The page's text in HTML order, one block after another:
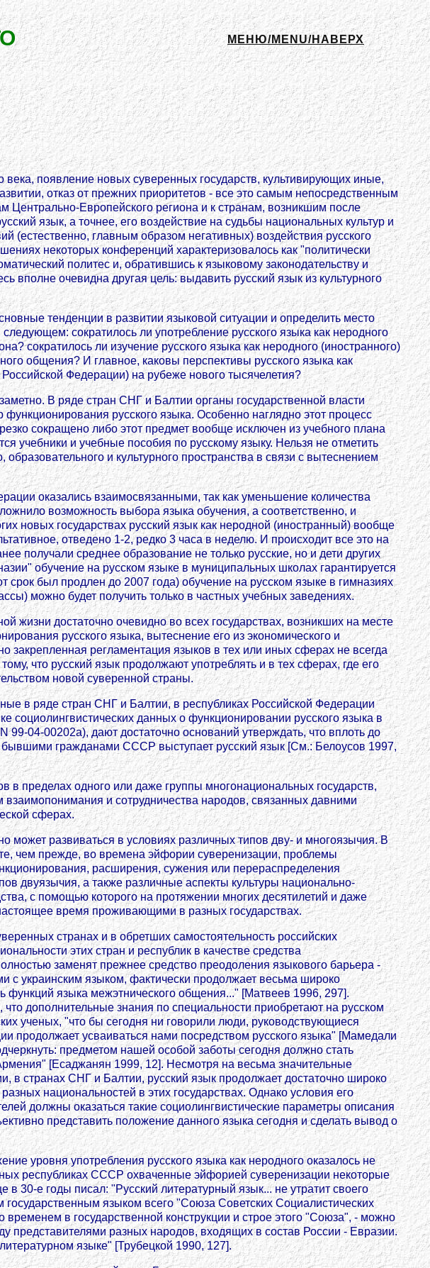
МЕНЮ/MENU/НАВЕРХ
появление новых суверенных государств, культивирующих иные,
отказ от прежних приоритетов - все это самым непосредственным
Центрально-Европейского региона и к странам, возникшим после
язык, а точнее, его воздействие на судьбы национальных культур и
главным образом негативных) воздействия русского
некоторых конференций характеризовалось как "политически
политес и, обратившись к языковому законодательству и
очевидна другая цель: выдавить русский язык из культурного
тенденции в развитии языковой ситуации и определить место
сократилось ли употребление русского языка как неродного
сократилось ли изучение русского языка как неродного (иностранного)
общения? И главное, каковы перспективы русского языка как
Федерации) на рубеже нового тысячелетия?
В ряде стран СНГ и Балтии органы государственной власти
русского языка. Особенно наглядно этот процесс
сокращено либо этот предмет вообще исключен из учебного плана
учебники и учебные пособия по русскому языку. Нельзя не отметить
и культурного пространства в связи с вытеснением
оказались взаимосвязанными, так как уменьшение количества
возможность выбора языка обучения, а соответственно, и
новых государствах русский язык как неродной (иностранный) вообще
отведено 1-2, редко 3 часа в неделю. И происходит все это на
получали среднее образование не только русские, но и дети других
обучение на русском языке в муниципальных школах гарантируется
срок был продлен до 2007 года) обучение на русском языке в гимназиях
можно будет получить только в частных учебных заведениях.
жизни достаточно очевидно во всех государствах, возникших на месте
русского языка, вытеснение его из экономического и
закрепленная регламентация языков в тех или иных сферах не всегда
что русский язык продолжают употреблять и в тех сферах, где его
новой суверенной страны.
в ряде стран СНГ и Балтии, в республиках Российской Федерации
социолингвистических данных о функционировании русского языка в
04-00202а), дают достаточно оснований утверждать, что вплоть до
гражданами СССР выступает русский язык [См.: Белоусов 1997,
в пределах одного или даже группы многонациональных государств,
и сотрудничества народов, связанных давними
сферах.
может развиваться в условиях различных типов дву- и многоязычия. В
чем прежде, во времена эйфории суверенизации, проблемы
расширения, сужения или перераспределения
двуязычия, а также различные аспекты культуры национально-
с помощью которого на протяжении многих десятилетий и даже
время проживающими в разных государствах.
странах и в обретших самостоятельность российских
этих стран и республик в качестве средства
заменят прежнее средство преодоления языкового барьера -
с украинским языком, фактически продолжает весьма широко
функций языка межэтнического общения..." [Матвеев 1996, 297].
дополнительные знания по специальности приобретают на русском
ученых, "что бы сегодня ни говорили люди, руководствующиеся
усваиваться нами посредством русского языка" [Мамедали
предметом нашей особой заботы сегодня должно стать
[Есаджанян 1999, 12]. Несмотря на весьма значительные
в странах СНГ и Балтии, русский язык продолжает достаточно широко
национальностей в этих государствах. Однако условия его
должны оказаться такие социолингвистические параметры описания
представить положение данного языка сегодня и сделать вывод о
уровня употребления русского языка как неродного оказалось не
республиках СССР охваченные эйфорией суверенизации некоторые
30-е годы писал: "Русский литературный язык... не утратит своего
государственным языком всего "Союза Советских Социалистических
в государственной конструкции и строе этого "Союза", - можно
представителями разных народов, входящих в состав России - Евразии.
языке" [Трубецкой 1990, 127].